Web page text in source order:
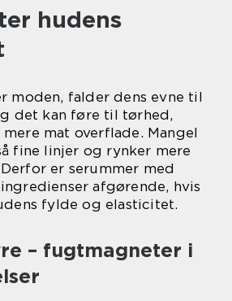
hudens
moden, falder dens evne til
det kan føre til tørhed,
mat overflade. Mangel
fine linjer og rynker mere
er serummer med
afgørende, hvis
fylde og elasticitet.
– fugtmagneter i